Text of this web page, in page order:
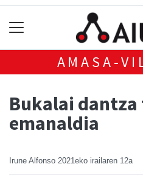
AMASA-
Bukalai
emanaldia
Irune Alfonso 2021eko irailaren 12a